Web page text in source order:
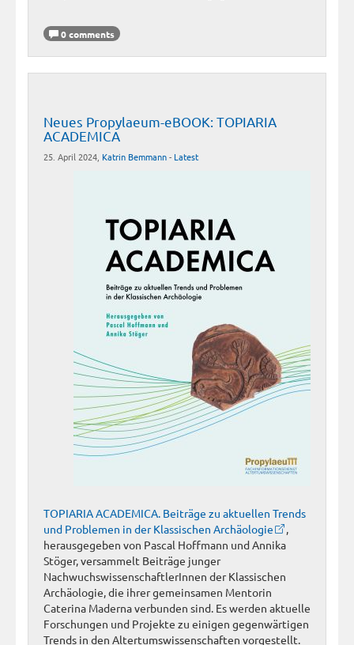
0 comments
Neues Propylaeum-eBOOK: TOPIARIA
ACADEMICA
25. April 2024, Katrin Bemmann- Latest
TOPIARIA ACADEMICA. Beiträge zu aktuellen Trends
und Problemen in der Klassischen Archäologie
herausgegeben von Pascal Hoffmann und Annika
Stöger, versammelt Beiträge junger
NachwuchswissenschaftlerInnen der Klassischen
Archäologie, die ihrer gemeinsamen Mentorin
Caterina Maderna verbunden sind. Es werden aktuelle
Forschungen und Projekte zu einigen gegenwärtigen
Trends in den Altertumswissenschaften vorgestellt.